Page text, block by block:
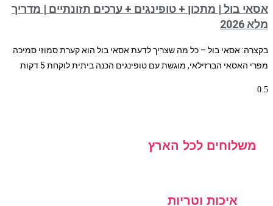
אסאי בול | מתכון + טופינגים + ערכים תזונתיים | מדריך
מלא 2026
בקצרה: אסאי בול – כל מה שצריך לדעת אסאי בול הוא קערת סמוזי סמיכה
מפרי האסאי הברזילאי, מוגשת עם טופינגים הכנה ביתית לוקחת 5 דקות
משלוחים לכל הארץ
איכות וטריות